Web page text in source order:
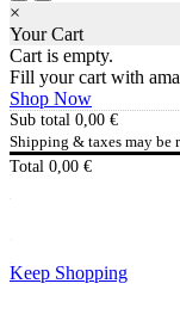
×
Your Cart
Cart is empty.
Fill your cart with
Shop Now
Sub total 0,00 €
Shipping & taxes may be
Total 0,00 €
Keep Shopping